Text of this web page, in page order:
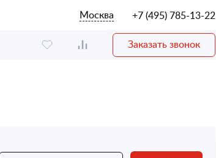
Москва +7 (495) 785-13-22
Заказать звонок